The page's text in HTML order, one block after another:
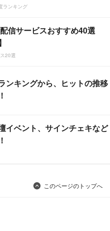
ランキング
信サービスおすすめ40選
20選
ンキングから、ヒットの推移
イベント、サインチェキなど
このページのトップへ